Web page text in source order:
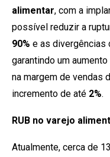
alimentar, com a
possível reduzir a
90% e as divergências
garantindo um
na margem de vendas
incremento de até 2%.
RUB no varejo
Atualmente, cerca de